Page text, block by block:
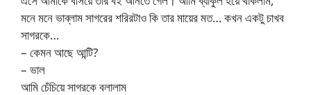
মনে মনে ভাব্লাম সাগরের শরিরটাও কি তার মায়ের মত… কখন একটু চাখব
সাগরকে…
– কেমন আছে আন্টি?
– ভাল
আমি চেঁচিয়ে সাগরকে বলালাম